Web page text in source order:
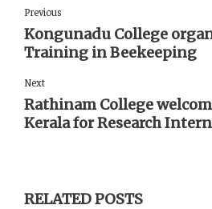
Previous
Kongunadu College
Training in Beekeeping
Next
Rathinam College
Kerala for Research
RELATED POSTS